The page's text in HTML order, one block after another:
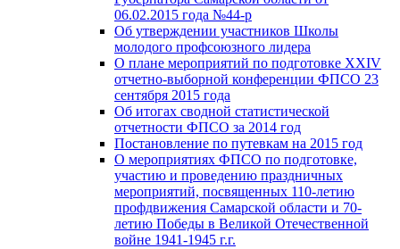
06.02.2015 года №44-р
Об утверждении участников Школы
молодого профсоюзного лидера
О плане мероприятий по подготовке XXIV
отчетно-выборной конференции ФПСО 23
сентября 2015 года
Об итогах сводной статистической
отчетности ФПСО за 2014 год
Постановление по путевкам на 2015 год
О мероприятиях ФПСО по подготовке,
участию и проведению праздничных
мероприятий, посвященных 110-летию
профдвижения Самарской области и 70-
летию Победы в Великой Отечественной
войне 1941-1945 г.г.